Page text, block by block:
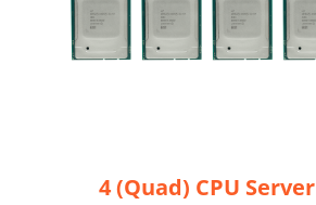
4 (Quad) CPU Server